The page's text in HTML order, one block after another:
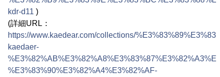
kdr-d11 )
(詳細URL：
https://www.kaedear.com/collections/
kaedaer-
%E3%83%90%E3%82%A4%E3%82%AF-